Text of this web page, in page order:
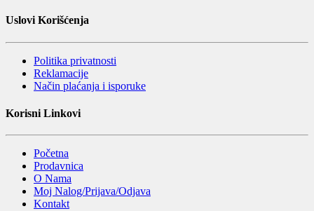
Uslovi Korišćenja
Politika privatnosti
Reklamacije
Način plaćanja i isporuke
Korisni Linkovi
Početna
Prodavnica
O Nama
Moj Nalog/Prijava/Odjava
Kontakt